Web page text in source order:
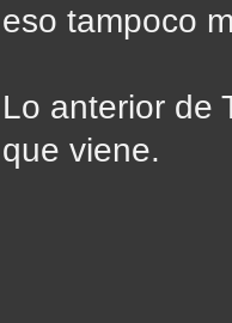
eso tampoco
Lo anterior de
que viene.